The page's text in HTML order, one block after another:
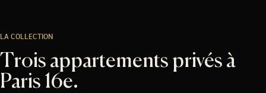
LA COLLECTION
Trois appartements privés à
Paris 16e.